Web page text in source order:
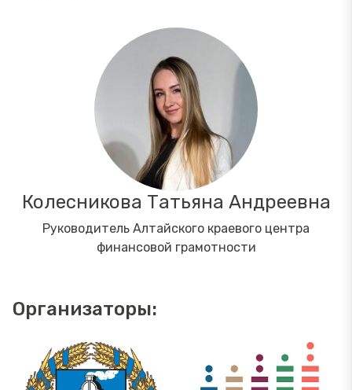
Колесникова Татьяна Андреевна
Руководитель Алтайского краевого центра
финансовой грамотности
Организаторы: